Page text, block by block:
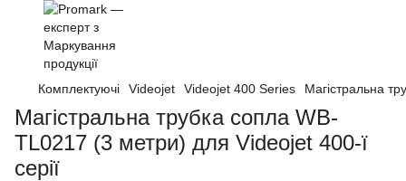
Комплектуючі Videojet Videojet 400 Series Магістральна
Магістральна трубка сопла WB-
TL0217 (3 метри) для Videojet 400-ї
серії